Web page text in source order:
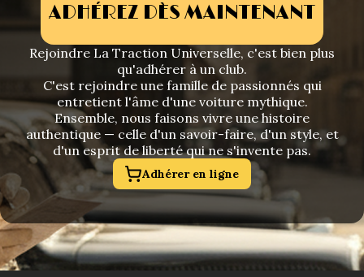
ADHÉREZ DÈS MAINTENANT
Rejoindre La Traction Universelle, c'est bien plus
qu'adhérer à un club.
C'est rejoindre une famille de passionnés qui
entretient l'âme d'une voiture mythique.
Ensemble, nous faisons vivre une histoire
authentique — celle d'un savoir-faire, d'un style, et
d'un esprit de liberté qui ne s'invente pas.
Adhérer en ligne